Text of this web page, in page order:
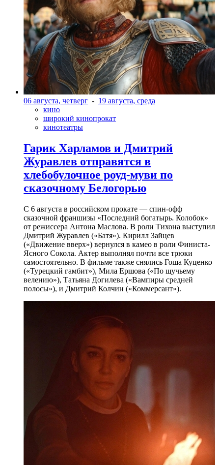
06 августа, четверг - 19 августа, среда
кино
широкий кинопрокат
кинотеатры
Гарик Харламов и Дмитрий
Журавлев отправятся в
хлебобулочное роуд-муви по
сказочному Белогорью
С 6 августа в российском прокате — спин-офф
сказочной франшизы «Последний богатырь. Колобок»
от режиссера Антона Маслова. В роли Тихона выступил
Дмитрий Журавлев («Батя»). Кирилл Зайцев
(«Движение вверх») вернулся в камео в роли Финиста-
Ясного Сокола. Актер выполнял почти все трюки
самостоятельно. В фильме также снялись Гоша Куценко
(«Турецкий гамбит»), Мила Ершова («По щучьему
велению»), Татьяна Догилева («Вампиры средней
полосы»), и Дмитрий Колчин («Коммерсант»).